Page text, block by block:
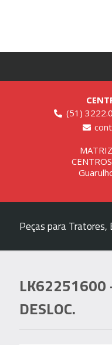
(51)
Peças para Tratores,
LK62251600
DESLOC.